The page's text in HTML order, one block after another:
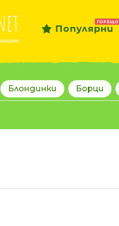
Популярни
ГОРЕЩО
Блондинки Борци